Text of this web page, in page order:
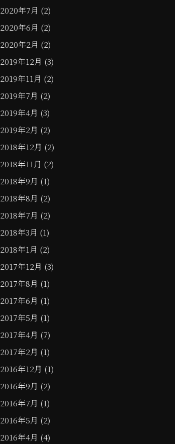
2020年7月 (2)
2020年6月 (2)
2020年2月 (2)
2019年12月 (3)
2019年11月 (2)
2019年7月 (2)
2019年4月 (3)
2019年2月 (2)
2018年12月 (2)
2018年11月 (2)
2018年9月 (1)
2018年8月 (2)
2018年7月 (2)
2018年3月 (1)
2018年1月 (2)
2017年12月 (3)
2017年8月 (1)
2017年6月 (1)
2017年5月 (1)
2017年4月 (7)
2017年2月 (1)
2016年12月 (1)
2016年9月 (2)
2016年7月 (1)
2016年5月 (2)
2016年4月 (4)